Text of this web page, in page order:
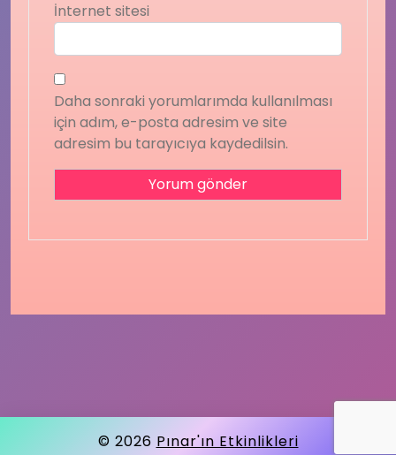
İnternet sitesi
Daha sonraki yorumlarımda kullanılması
için adım, e-posta adresim ve site
adresim bu tarayıcıya kaydedilsin.
© 2026 Pınar'ın Etkinlikleri